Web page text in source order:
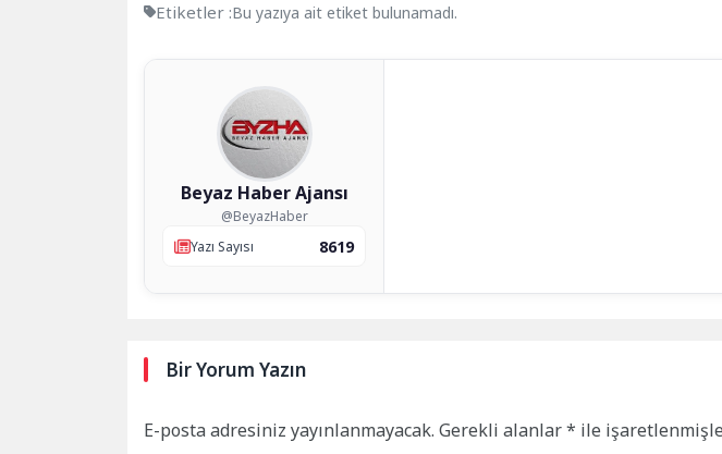
Etiketler :Bu yazıya ait etiket bulunamadı.
Beyaz Haber Ajansı
@BeyazHaber
Yazı Sayısı
8619
Bir Yorum Yazın
E-posta adresiniz yayınlanmayacak. Gerekli alanlar* ile